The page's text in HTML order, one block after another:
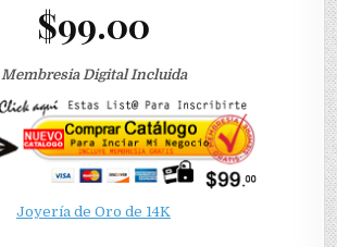
$99.00
Membresia Digital Incluida
Joyería de Oro de 14K